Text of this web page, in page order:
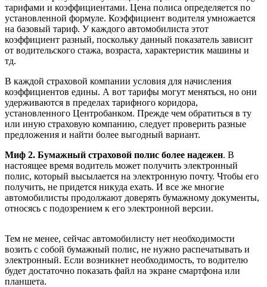
тарифами и коэффициентами. Цена полиса определяется по
установленной формуле. Коэффициент водителя умножается
на базовый тариф. У каждого автомобилиста этот
коэффициент разный, поскольку данный показатель зависит
от водительского стажа, возраста, характеристик машины и
тд.
В каждой страховой компании условия для начисления
коэффициентов едины. А вот тарифы могут меняться, но они
удерживаются в пределах тарифного коридора,
установленного Центробанком. Прежде чем обратиться в ту
или иную страховую компанию, следует проверить разные
предложения и найти более выгодный вариант.
Миф 2. Бумажный страховой полис более надежен. В
настоящее время водитель может получить электронный
полис, который высылается на электронную почту. Чтобы его
получить, не придется никуда ехать. И все же многие
автомобилисты продолжают доверять бумажному документы,
относясь с подозрением к его электронной версии.
Тем не менее, сейчас автомобилисту нет необходимости
возить с собой бумажный полис, не нужно распечатывать и
электронный. Если возникнет необходимость, то водителю
будет достаточно показать файл на экране смартфона или
планшета.